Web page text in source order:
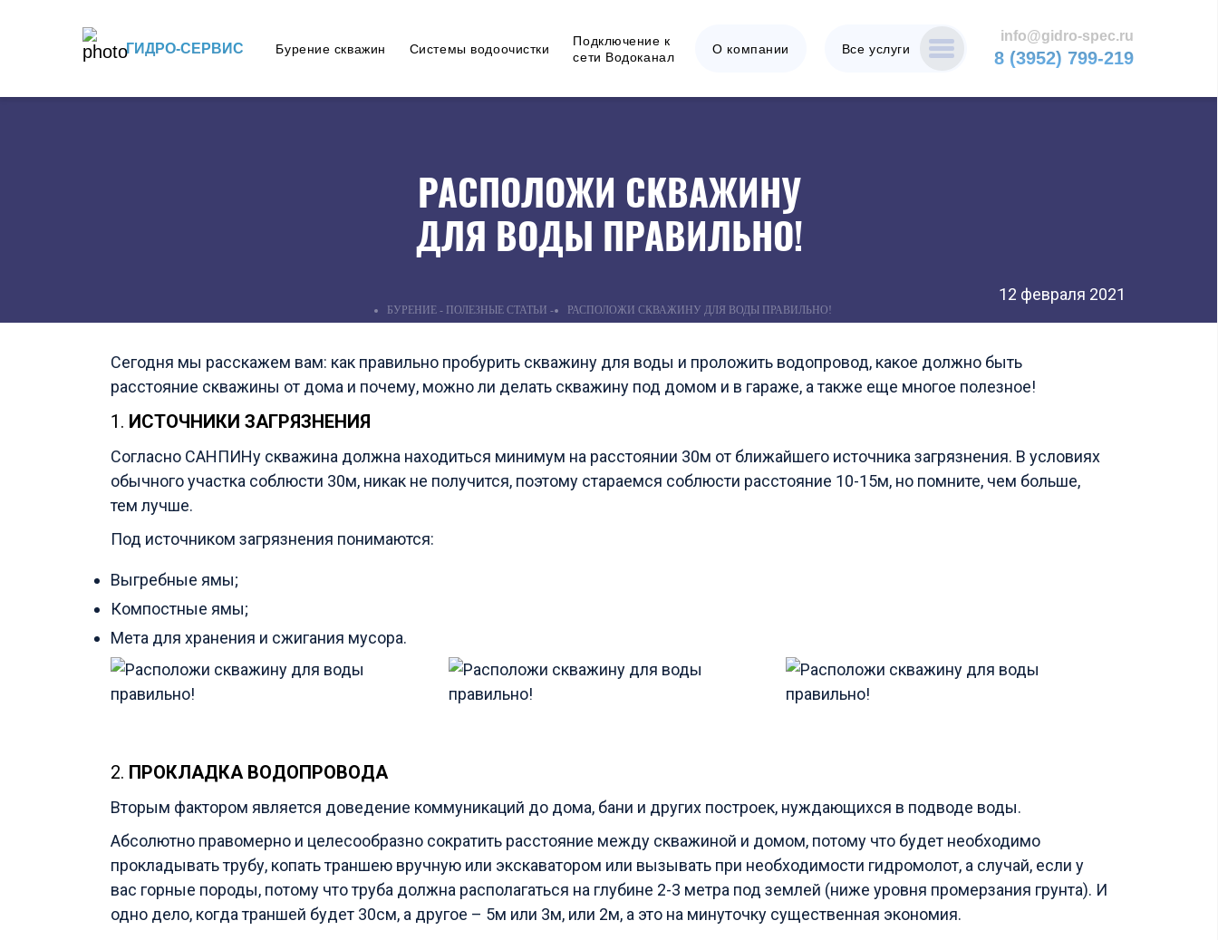
ГИДРО-СЕРВИС Бурение скважин Системы водоочистки
Подключение к
сети Водоканал
О компании Все услуги
info@gidro-spec.ru
8 (3952) 799-219
РАСПОЛОЖИ СКВАЖИНУ
ДЛЯ ВОДЫ ПРАВИЛЬНО!
БУРЕНИЕ - ПОЛЕЗНЫЕ СТАТЬИ - РАСПОЛОЖИ СКВАЖИНУ ДЛЯ ВОДЫ ПРАВИЛЬНО!
12 февраля 2021
Сегодня мы расскажем вам: как правильно пробурить скважину для воды и проложить водопровод, какое должно быть
расстояние скважины от дома и почему, можно ли делать скважину под домом и в гараже, а также еще многое полезное!
1. ИСТОЧНИКИ ЗАГРЯЗНЕНИЯ
Согласно САНПИНу скважина должна находиться минимум на расстоянии 30м от ближайшего источника загрязнения. В условиях
обычного участка соблюсти 30м, никак не получится, поэтому стараемся соблюсти расстояние 10-15м, но помните, чем больше,
тем лучше.
Под источником загрязнения понимаются:
Выгребные ямы;
Компостные ямы;
Мета для хранения и сжигания мусора.
2. ПРОКЛАДКА ВОДОПРОВОДА
Вторым фактором является доведение коммуникаций до дома, бани и других построек, нуждающихся в подводе воды.
Абсолютно правомерно и целесообразно сократить расстояние между скважиной и домом, потому что будет необходимо
прокладывать трубу, копать траншею вручную или экскаватором или вызывать при необходимости гидромолот, а случай, если у
вас горные породы, потому что труба должна располагаться на глубине 2-3 метра под землей (ниже уровня промерзания грунта). И
одно дело, когда траншей будет 30см, а другое – 5м или 3м, или 2м, а это на минуточку существенная экономия.